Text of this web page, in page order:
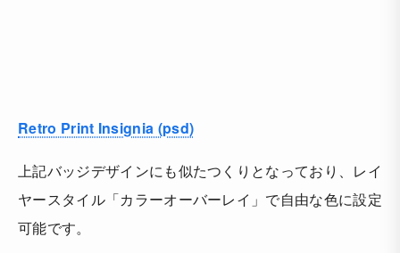
Retro Print Insignia (psd)
上記バッジデザインにも似たつくりとなっており、レイ
ヤースタイル「カラーオーバーレイ」で自由な色に設定
可能です。